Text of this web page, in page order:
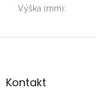
Výška (mm):
Z
äKontakt